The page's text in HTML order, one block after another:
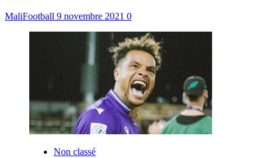
MaliFootball 9 novembre 2021 0
Non classé